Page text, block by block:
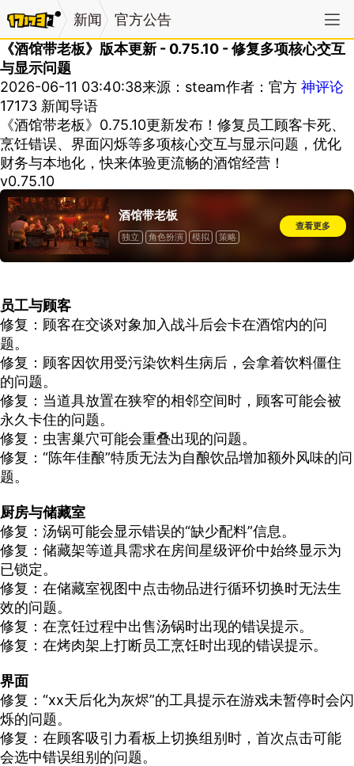
新闻 官方公告
《酒馆带老板》版本更新 - 0.75.10 - 修复多项核心交互
与显示问题
2026-06-11 03:40:38来源：steam作者：官方 神评论
17173 新闻导语
《酒馆带老板》0.75.10更新发布！修复员工顾客卡死、
烹饪错误、界面闪烁等多项核心交互与显示问题，优化
财务与本地化，快来体验更流畅的酒馆经营！
v0.75.10
酒馆带老板
独立 角色扮演 模拟
策略
查看更多
员工与顾客
修复：顾客在交谈对象加入战斗后会卡在酒馆内的问
题。
修复：顾客因饮用受污染饮料生病后，会拿着饮料僵住
的问题。
修复：当道具放置在狭窄的相邻空间时，顾客可能会被
永久卡住的问题。
修复：虫害巢穴可能会重叠出现的问题。
修复：“陈年佳酿”特质无法为自酿饮品增加额外风味的问
题。
厨房与储藏室
修复：汤锅可能会显示错误的“缺少配料”信息。
修复：储藏架等道具需求在房间星级评价中始终显示为
已锁定。
修复：在储藏室视图中点击物品进行循环切换时无法生
效的问题。
修复：在烹饪过程中出售汤锅时出现的错误提示。
修复：在烤肉架上打断员工烹饪时出现的错误提示。
界面
修复：“xx天后化为灰烬”的工具提示在游戏未暂停时会闪
烁的问题。
修复：在顾客吸引力看板上切换组别时，首次点击可能
会选中错误组别的问题。